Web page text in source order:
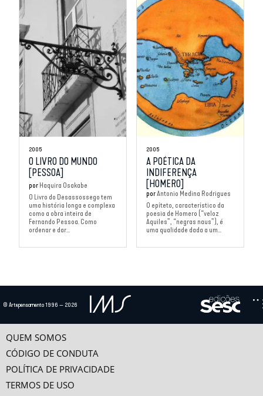
2005
O LIVRO DO MUNDO
[PESSOA]
por Haquira Osakabe
O Livro do Desassossego tem
uma história longa e complexa
como a obra inteira de
Fernando Pessoa. Como
ordenar e dar...
2005
A POÉTICA DA
INDIFERENÇA
[HOMERO]
porAntonio Medina Rodrigues
O epíteto, característico da
poesia de Homero (“veloz
Aquiles”, “negras naus”), é
uma qualidade dada a um...
© Artepensamento 1996 — 2026
QUEM SOMOS
CÓDIGO DE CONDUTA
POLÍTICA DE PRIVACIDADE
TERMOS DE USO